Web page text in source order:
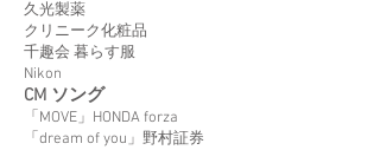
久光製薬
クリニーク化粧品
千趣会 暮らす服
Nikon
CM ソング
「MOVE」HONDA forza
「dream of you」野村証券